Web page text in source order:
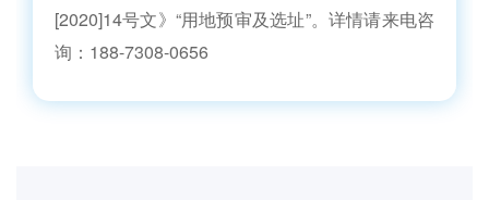
[2020]14号文》“用地预审及选址”。详情请来电咨
询：188-7308-0656